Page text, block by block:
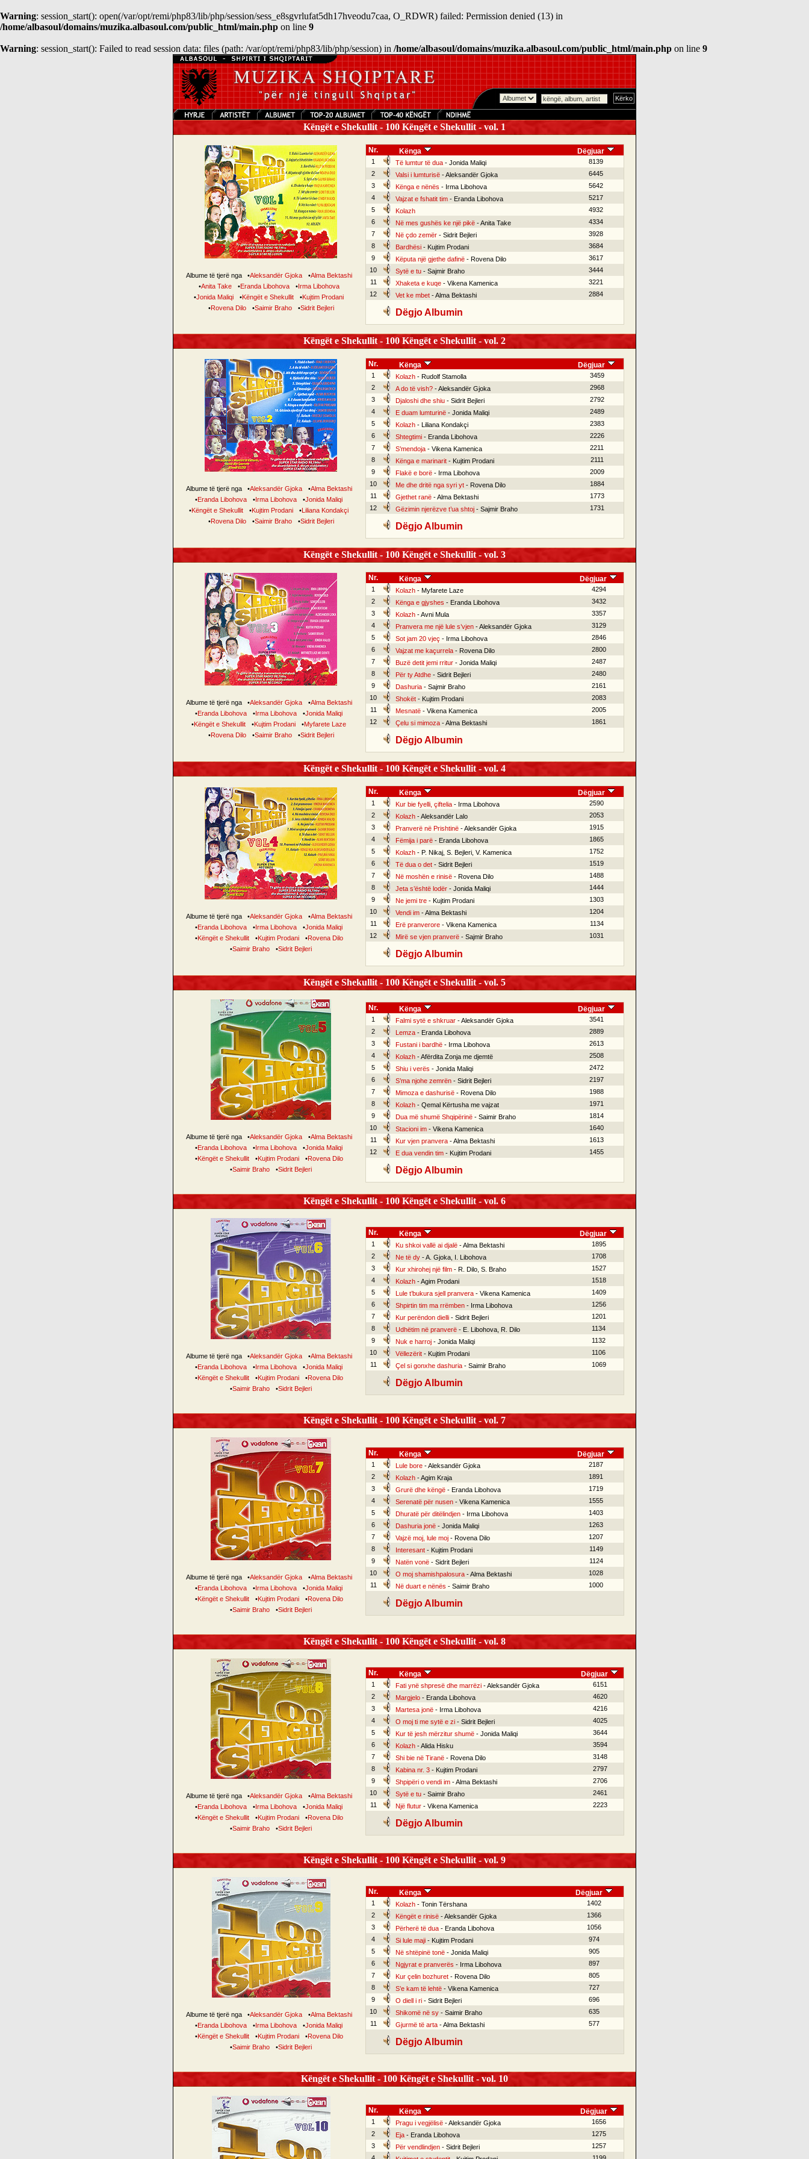
Warning: session_start(): open(/var/opt/remi/php83/lib/php/session/sess_e8sgvrlufat5dh17hveodu7caa, O_RDWR) failed: Permission denied (13) in
/home/albasoul/domains/muzika.albasoul.com/public_html/main.php on line 9
Warning: session_start(): Failed to read session data: files (path: /var/opt/remi/php83/lib/php/session) in /home/albasoul/domains/muzika.albasoul.com/public_html/main.php on line 9
Këngët e Shekullit - 100 Këngët e Shekullit - vol. 1
Albume të tjerë nga •Aleksandër Gjoka •Alma Bektashi
•Anita Take •Eranda Libohova •Irma Libohova
•Jonida Maliqi •Këngët e Shekullit •Kujtim Prodani
•Rovena Dilo •Saimir Braho •Sidrit Bejleri
Nr. Kënga Dëgjuar
1 Të lumtur të dua- Jonida Maliqi
8139
2
Valsi i lumturisë- Aleksandër Gjoka
6445
3
Kënga e nënës - Irma Libohova
5642
4
Vajzat e fshatit tim- Eranda Libohova
5217
5
Kolazh
4932
6
Në mes gushës ke një pikë- Anita Take
4334
7
Në çdo zemër- Sidrit Bejleri
3928
8
Bardhësi- Kujtim Prodani
3684
9
Këputa një gjethe dafinë- Rovena Dilo
3617
10
Sytë e tu- Sajmir Braho
3444
11
Xhaketa e kuqe- Vikena Kamenica
3221
12
Vet ke mbet- Alma Bektashi 2884
Dëgjo Albumin
Këngët e Shekullit - 100 Këngët e Shekullit - vol. 2
Albume të tjerë nga •Aleksandër Gjoka •Alma Bektashi
•Eranda Libohova •Irma Libohova •Jonida Maliqi
•Këngët e Shekullit •Kujtim Prodani •Liliana Kondakçi
•Rovena Dilo •Saimir Braho •Sidrit Bejleri
Nr. Kënga Dëgjuar
1 Kolazh- Rudolf Stamolla
3459
2
A do të vish?- Aleksandër Gjoka
2968
3
Djaloshi dhe shiu- Sidrit Bejleri
2792
4
E duam lumturinë- Jonida Maliqi
2489
5
Kolazh- Liliana Kondakçi
2383
6
Shtegtimi- Eranda Libohova
2226
7
S’mendoja- Vikena Kamenica
2211
8
Kënga e marinarit- Kujtim Prodani
2111
9
Flakë e borë- Irma Libohova
2009
10
Me dhe dritë nga syri yt- Rovena Dilo
1884
11
Gjethet ranë- Alma Bektashi
1773
12
Gëzimin njerëzve t’ua shtoj- Sajmir Braho 1731
Dëgjo Albumin
Këngët e Shekullit - 100 Këngët e Shekullit - vol. 3
Albume të tjerë nga •Aleksandër Gjoka •Alma Bektashi
•Eranda Libohova •Irma Libohova •Jonida Maliqi
•Këngët e Shekullit •Kujtim Prodani •Myfarete Laze
•Rovena Dilo •Saimir Braho •Sidrit Bejleri
Nr. Kënga Dëgjuar
1 Kolazh- Myfarete Laze
4294
2
Kënga e gjyshes - Eranda Libohova
3432
3
Kolazh- Avni Mula
3357
4
Pranvera me një lule s’vjen- Aleksandër Gjoka
3129
5
Sot jam 20 vjeç - Irma Libohova
2846
6
Vajzat me kaçurrela- Rovena Dilo
2800
7
Buzë detit jemi rritur- Jonida Maliqi
2487
8
Për ty Atdhe- Sidrit Bejleri
2480
9
Dashuria- Sajmir Braho
2161
10
Shokët- Kujtim Prodani
2083
11
Mesnatë- Vikena Kamenica
2005
12
Çelu si mimoza- Alma Bektashi 1861
Dëgjo Albumin
Këngët e Shekullit - 100 Këngët e Shekullit - vol. 4
Albume të tjerë nga •Aleksandër Gjoka •Alma Bektashi
•Eranda Libohova •Irma Libohova •Jonida Maliqi
•Këngët e Shekullit •Kujtim Prodani •Rovena Dilo
•Saimir Braho •Sidrit Bejleri
Nr. Kënga Dëgjuar
1 Kur bie fyelli, çiftelia- Irma Libohova
2590
2
Kolazh- Aleksandër Lalo
2053
3
Pranverë në Prishtinë- Aleksandër Gjoka
1915
4
Fëmija i parë- Eranda Libohova
1865
5
Kolazh- P. Nikaj, S. Bejleri, V. Kamenica
1752
6
Të dua o det- Sidrit Bejleri
1519
7
Në moshën e rinisë- Rovena Dilo
1488
8
Jeta s’është lodër- Jonida Maliqi
1444
9
Ne jemi tre- Kujtim Prodani
1303
10
Vendi im- Alma Bektashi
1204
11
Erë pranverore- Vikena Kamenica
1134
12
Mirë se vjen pranverë- Sajmir Braho 1031
Dëgjo Albumin
Këngët e Shekullit - 100 Këngët e Shekullit - vol. 5
Albume të tjerë nga •Aleksandër Gjoka •Alma Bektashi
•Eranda Libohova •Irma Libohova •Jonida Maliqi
•Këngët e Shekullit •Kujtim Prodani •Rovena Dilo
•Saimir Braho •Sidrit Bejleri
Nr. Kënga Dëgjuar
1 Falmi sytë e shkruar- Aleksandër Gjoka
3541
2
Lemza- Eranda Libohova
2889
3
Fustani i bardhë- Irma Libohova
2613
4
Kolazh- Afërdita Zonja me djemtë
2508
5
Shiu i verës - Jonida Maliqi
2472
6
S’ma njohe zemrën- Sidrit Bejleri
2197
7
Mimoza e dashurisë- Rovena Dilo
1988
8
Kolazh- Qemal Kërtusha me vajzat
1971
9
Dua më shumë Shqipërinë- Saimir Braho
1814
10
Stacioni im- Vikena Kamenica
1640
11
Kur vjen pranvera- Alma Bektashi
1613
12
E dua vendin tim- Kujtim Prodani 1455
Dëgjo Albumin
Këngët e Shekullit - 100 Këngët e Shekullit - vol. 6
Albume të tjerë nga •Aleksandër Gjoka •Alma Bektashi
•Eranda Libohova •Irma Libohova •Jonida Maliqi
•Këngët e Shekullit •Kujtim Prodani •Rovena Dilo
•Saimir Braho •Sidrit Bejleri
Nr. Kënga Dëgjuar
1 Ku shkoi vallë ai djalë- Alma Bektashi
1895
2
Ne të dy- A. Gjoka, I. Libohova
1708
3
Kur xhirohej një film- R. Dilo, S. Braho
1527
4
Kolazh- Agim Prodani
1518
5
Lule t’bukura sjell pranvera- Vikena Kamenica
1409
6
Shpirtin tim ma rrëmben- Irma Libohova
1256
7
Kur perëndon dielli- Sidrit Bejleri
1201
8
Udhëtim në pranverë- E. Libohova, R. Dilo
1134
9
Nuk e harroj- Jonida Maliqi
1132
10
Vëllezërit- Kujtim Prodani
1106
11
Çel si gonxhe dashuria- Saimir Braho 1069
Dëgjo Albumin
Këngët e Shekullit - 100 Këngët e Shekullit - vol. 7
Albume të tjerë nga •Aleksandër Gjoka •Alma Bektashi
•Eranda Libohova •Irma Libohova •Jonida Maliqi
•Këngët e Shekullit •Kujtim Prodani •Rovena Dilo
•Saimir Braho •Sidrit Bejleri
Nr. Kënga Dëgjuar
1 Lule bore- Aleksandër Gjoka
2187
2
Kolazh- Agim Kraja
1891
3
Grurë dhe këngë- Eranda Libohova
1719
4
Serenatë për nusen- Vikena Kamenica
1555
5
Dhuratë për ditëlindjen- Irma Libohova
1403
6
Dashuria jonë- Jonida Maliqi
1263
7
Vajzë moj, lule moj- Rovena Dilo
1207
8
Interesant- Kujtim Prodani
1149
9
Natën vonë- Sidrit Bejleri
1124
10
O moj shamishpalosura- Alma Bektashi
1028
11
Në duart e nënës - Saimir Braho 1000
Dëgjo Albumin
Këngët e Shekullit - 100 Këngët e Shekullit - vol. 8
Albume të tjerë nga •Aleksandër Gjoka •Alma Bektashi
•Eranda Libohova •Irma Libohova •Jonida Maliqi
•Këngët e Shekullit •Kujtim Prodani •Rovena Dilo
•Saimir Braho •Sidrit Bejleri
Nr. Kënga Dëgjuar
1 Fati ynë shpresë dhe marrëzi- Aleksandër Gjoka
6151
2
Margjelo- Eranda Libohova
4620
3
Martesa jonë- Irma Libohova
4216
4
O moj ti me sytë e zi- Sidrit Bejleri
4025
5
Kur të jesh mërzitur shumë- Jonida Maliqi
3644
6
Kolazh- Alida Hisku
3594
7
Shi bie në Tiranë- Rovena Dilo
3148
8
Kabina nr. 3- Kujtim Prodani
2797
9
Shpipëri o vendi im- Alma Bektashi
2706
10
Sytë e tu- Saimir Braho
2461
11
Një flutur- Vikena Kamenica 2223
Dëgjo Albumin
Këngët e Shekullit - 100 Këngët e Shekullit - vol. 9
Albume të tjerë nga •Aleksandër Gjoka •Alma Bektashi
•Eranda Libohova •Irma Libohova •Jonida Maliqi
•Këngët e Shekullit •Kujtim Prodani •Rovena Dilo
•Saimir Braho •Sidrit Bejleri
Nr. Kënga Dëgjuar
1 Kolazh- Tonin Tërshana
1402
2
Këngët e rinisë- Aleksandër Gjoka
1366
3
Përherë të dua- Eranda Libohova
1056
4
Si lule maji- Kujtim Prodani
974
5
Në shtëpinë tonë- Jonida Maliqi
905
6
Ngjyrat e pranverës - Irma Libohova
897
7
Kur çelin bozhuret- Rovena Dilo
805
8
S’e kam të lehtë- Vikena Kamenica
727
9
O diell i ri- Sidrit Bejleri
696
10
Shikomë në sy- Saimir Braho
635
11
Gjurmë të arta- Alma Bektashi 577
Dëgjo Albumin
Këngët e Shekullit - 100 Këngët e Shekullit - vol. 10
Nr. Kënga Dëgjuar
1 Pragu i vegjëlisë- Aleksandër Gjoka
1656
2
Eja- Eranda Libohova
1275
3
Për vendlindjen- Sidrit Bejleri
1257